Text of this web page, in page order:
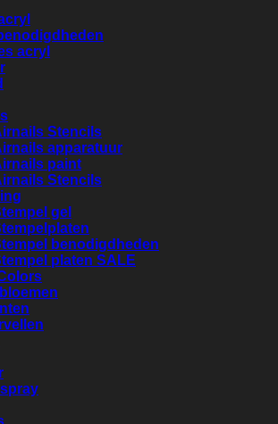
acryl
Stencils
apparatuur
paint
Stencils
gel
benodigdheden
platen SALE